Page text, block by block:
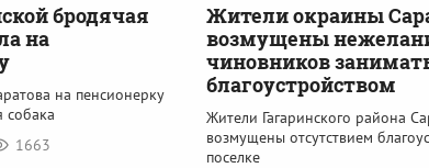
бродячая
на
на пенсионерку
собака
1663
Жители окраины
возмущены
чиновников
благоустройством
Жители Гагаринского района
возмущены отсутствием
поселке